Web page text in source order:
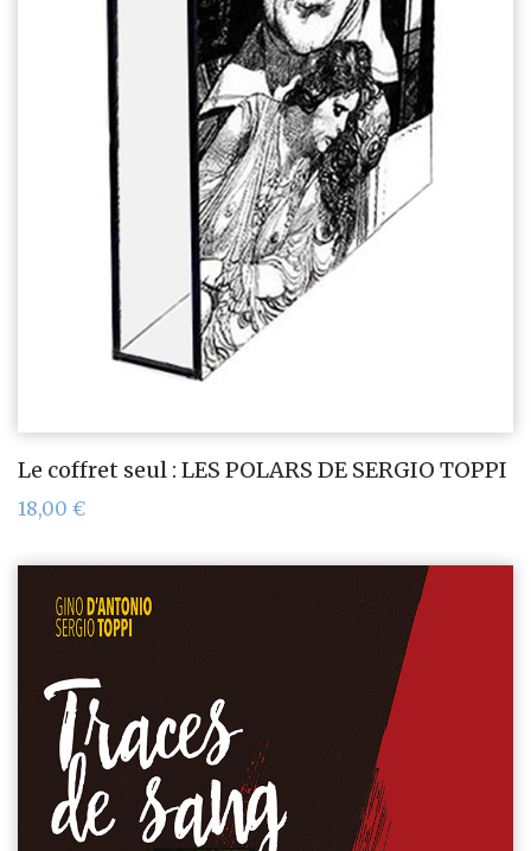
Le coffret seul : LES POLARS DE SERGIO TOPPI
18,00 €